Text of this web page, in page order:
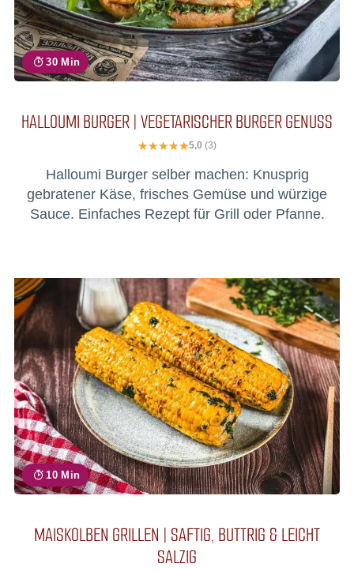
30 Min
HALLOUMI BURGER | VEGETARISCHER BURGER GENUSS
5,0 (3)
Halloumi Burger selber machen: Knusprig
gebratener Käse, frisches Gemüse und würzige
Sauce. Einfaches Rezept für Grill oder Pfanne.
10 Min
MAISKOLBEN GRILLEN | SAFTIG, BUTTRIG & LEICHT
SALZIG